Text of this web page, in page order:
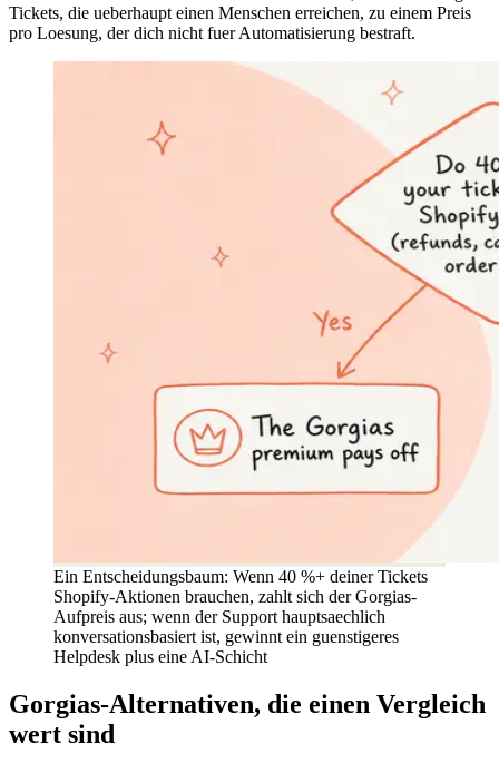
Tickets, die ueberhaupt einen Menschen erreichen, zu einem Preis
pro Loesung, der dich nicht fuer Automatisierung bestraft.
Ein Entscheidungsbaum: Wenn 40 %+ deiner Tickets
Shopify-Aktionen brauchen, zahlt sich der Gorgias-
Aufpreis aus; wenn der Support hauptsaechlich
konversationsbasiert ist, gewinnt ein guenstigeres
Helpdesk plus eine AI-Schicht
Gorgias-Alternativen, die einen Vergleich
wert sind